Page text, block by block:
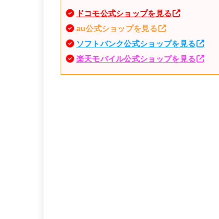
ドコモ公式ショップを見る
au公式ショップを見る
ソフトバンク公式ショップを見る
楽天モバイル公式ショップを見る